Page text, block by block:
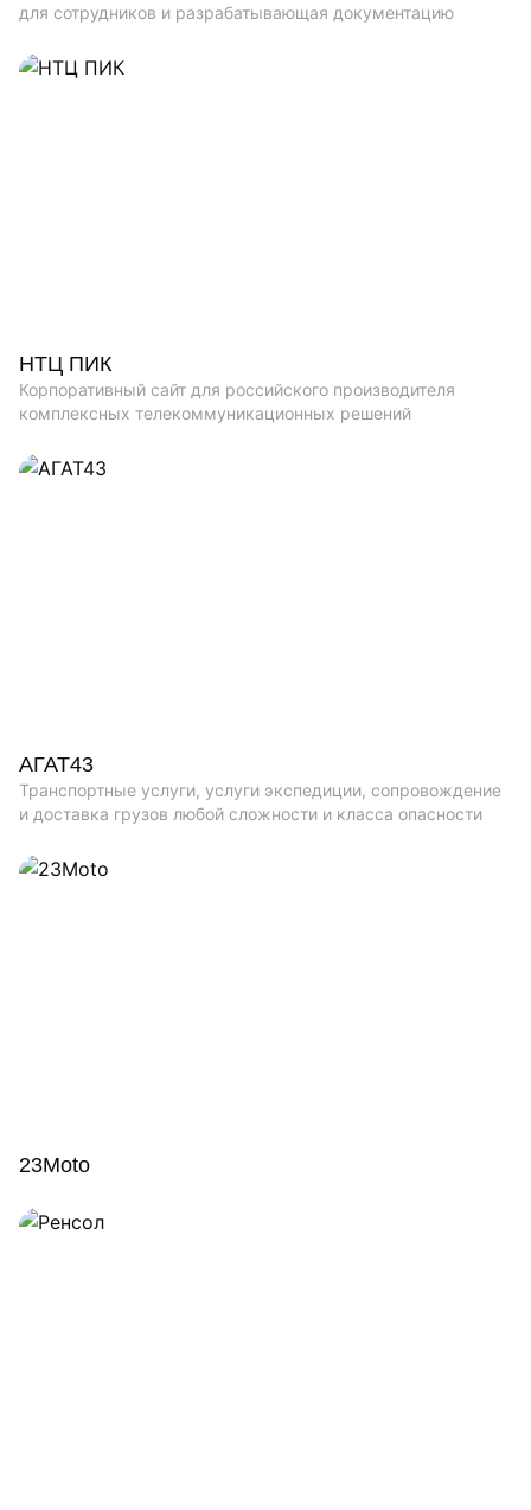
для сотрудников и разрабатывающая документацию
НТЦ ПИК
Корпоративный сайт для российского производителя
комплексных телекоммуникационных решений
АГАТ43
Транспортные услуги, услуги экспедиции, сопровождение
и доставка грузов любой сложности и класса опасности
23Moto